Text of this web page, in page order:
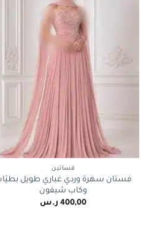
فساتين
فستان سهرة وردي غباري طويل
وكاب شيفون
400,00 ر.س